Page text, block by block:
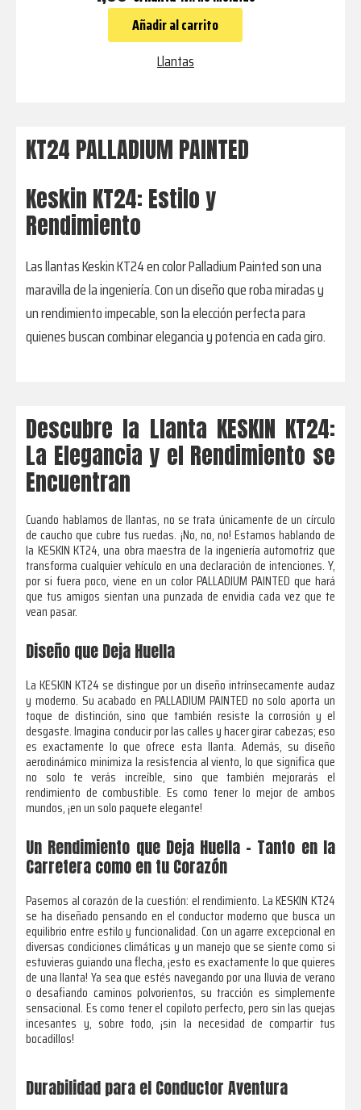
Añadir al carrito
Llantas
KT24 PALLADIUM PAINTED
Keskin KT24: Estilo y
Rendimiento
Las llantas Keskin KT24 en color Palladium Painted son una
maravilla de la ingeniería. Con un diseño que roba miradas y
un rendimiento impecable, son la elección perfecta para
quienes buscan combinar elegancia y potencia en cada giro.
Descubre la Llanta KESKIN KT24:
La Elegancia y el Rendimiento se
Encuentran
Cuando hablamos de llantas, no se trata únicamente de un círculo
de caucho que cubre tus ruedas. ¡No, no, no! Estamos hablando de
la KESKIN KT24, una obra maestra de la ingeniería automotriz que
transforma cualquier vehículo en una declaración de intenciones. Y,
por si fuera poco, viene en un color PALLADIUM PAINTED que hará
que tus amigos sientan una punzada de envidia cada vez que te
vean pasar.
Diseño que Deja Huella
La KESKIN KT24 se distingue por un diseño intrínsecamente audaz
y moderno. Su acabado en PALLADIUM PAINTED no solo aporta un
toque de distinción, sino que también resiste la corrosión y el
desgaste. Imagina conducir por las calles y hacer girar cabezas; eso
es exactamente lo que ofrece esta llanta. Además, su diseño
aerodinámico minimiza la resistencia al viento, lo que significa que
no solo te verás increíble, sino que también mejorarás el
rendimiento de combustible. Es como tener lo mejor de ambos
mundos, ¡en un solo paquete elegante!
Un Rendimiento que Deja Huella – Tanto en la
Carretera como en tu Corazón
Pasemos al corazón de la cuestión: el rendimiento. La KESKIN KT24
se ha diseñado pensando en el conductor moderno que busca un
equilibrio entre estilo y funcionalidad. Con un agarre excepcional en
diversas condiciones climáticas y un manejo que se siente como si
estuvieras guiando una flecha, ¡esto es exactamente lo que quieres
de una llanta! Ya sea que estés navegando por una lluvia de verano
o desafiando caminos polvorientos, su tracción es simplemente
sensacional. Es como tener el copiloto perfecto, pero sin las quejas
incesantes y, sobre todo, ¡sin la necesidad de compartir tus
bocadillos!
Durabilidad para el Conductor Aventura